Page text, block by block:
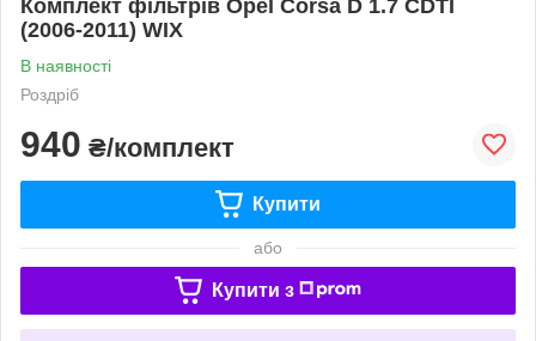
Комплект фільтрів Opel Corsa D 1.7 CDTI
(2006-2011) WIX
В наявності
Роздріб
940 ₴/комплект
Купити
або
Купити з